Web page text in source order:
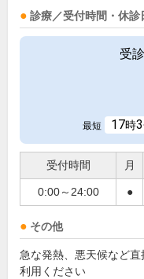
診療／受付時間・休診
受
最短 17時3
受付時間 月
0:00～24:00 ●
その他
急な発熱、悪天候など
利用ください